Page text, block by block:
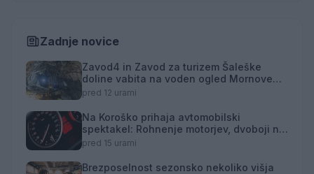
Zadnje novice
Zavod4 in Zavod za turizem Šaleške
doline vabita na voden ogled Mornove
zijalke
pred 12 urami
Na Koroško prihaja avtomobilski
spektakel: Rohnenje motorjev, dvoboji na
progah in atraktivni Car Meet
pred 15 urami
Brezposelnost sezonsko nekoliko višja